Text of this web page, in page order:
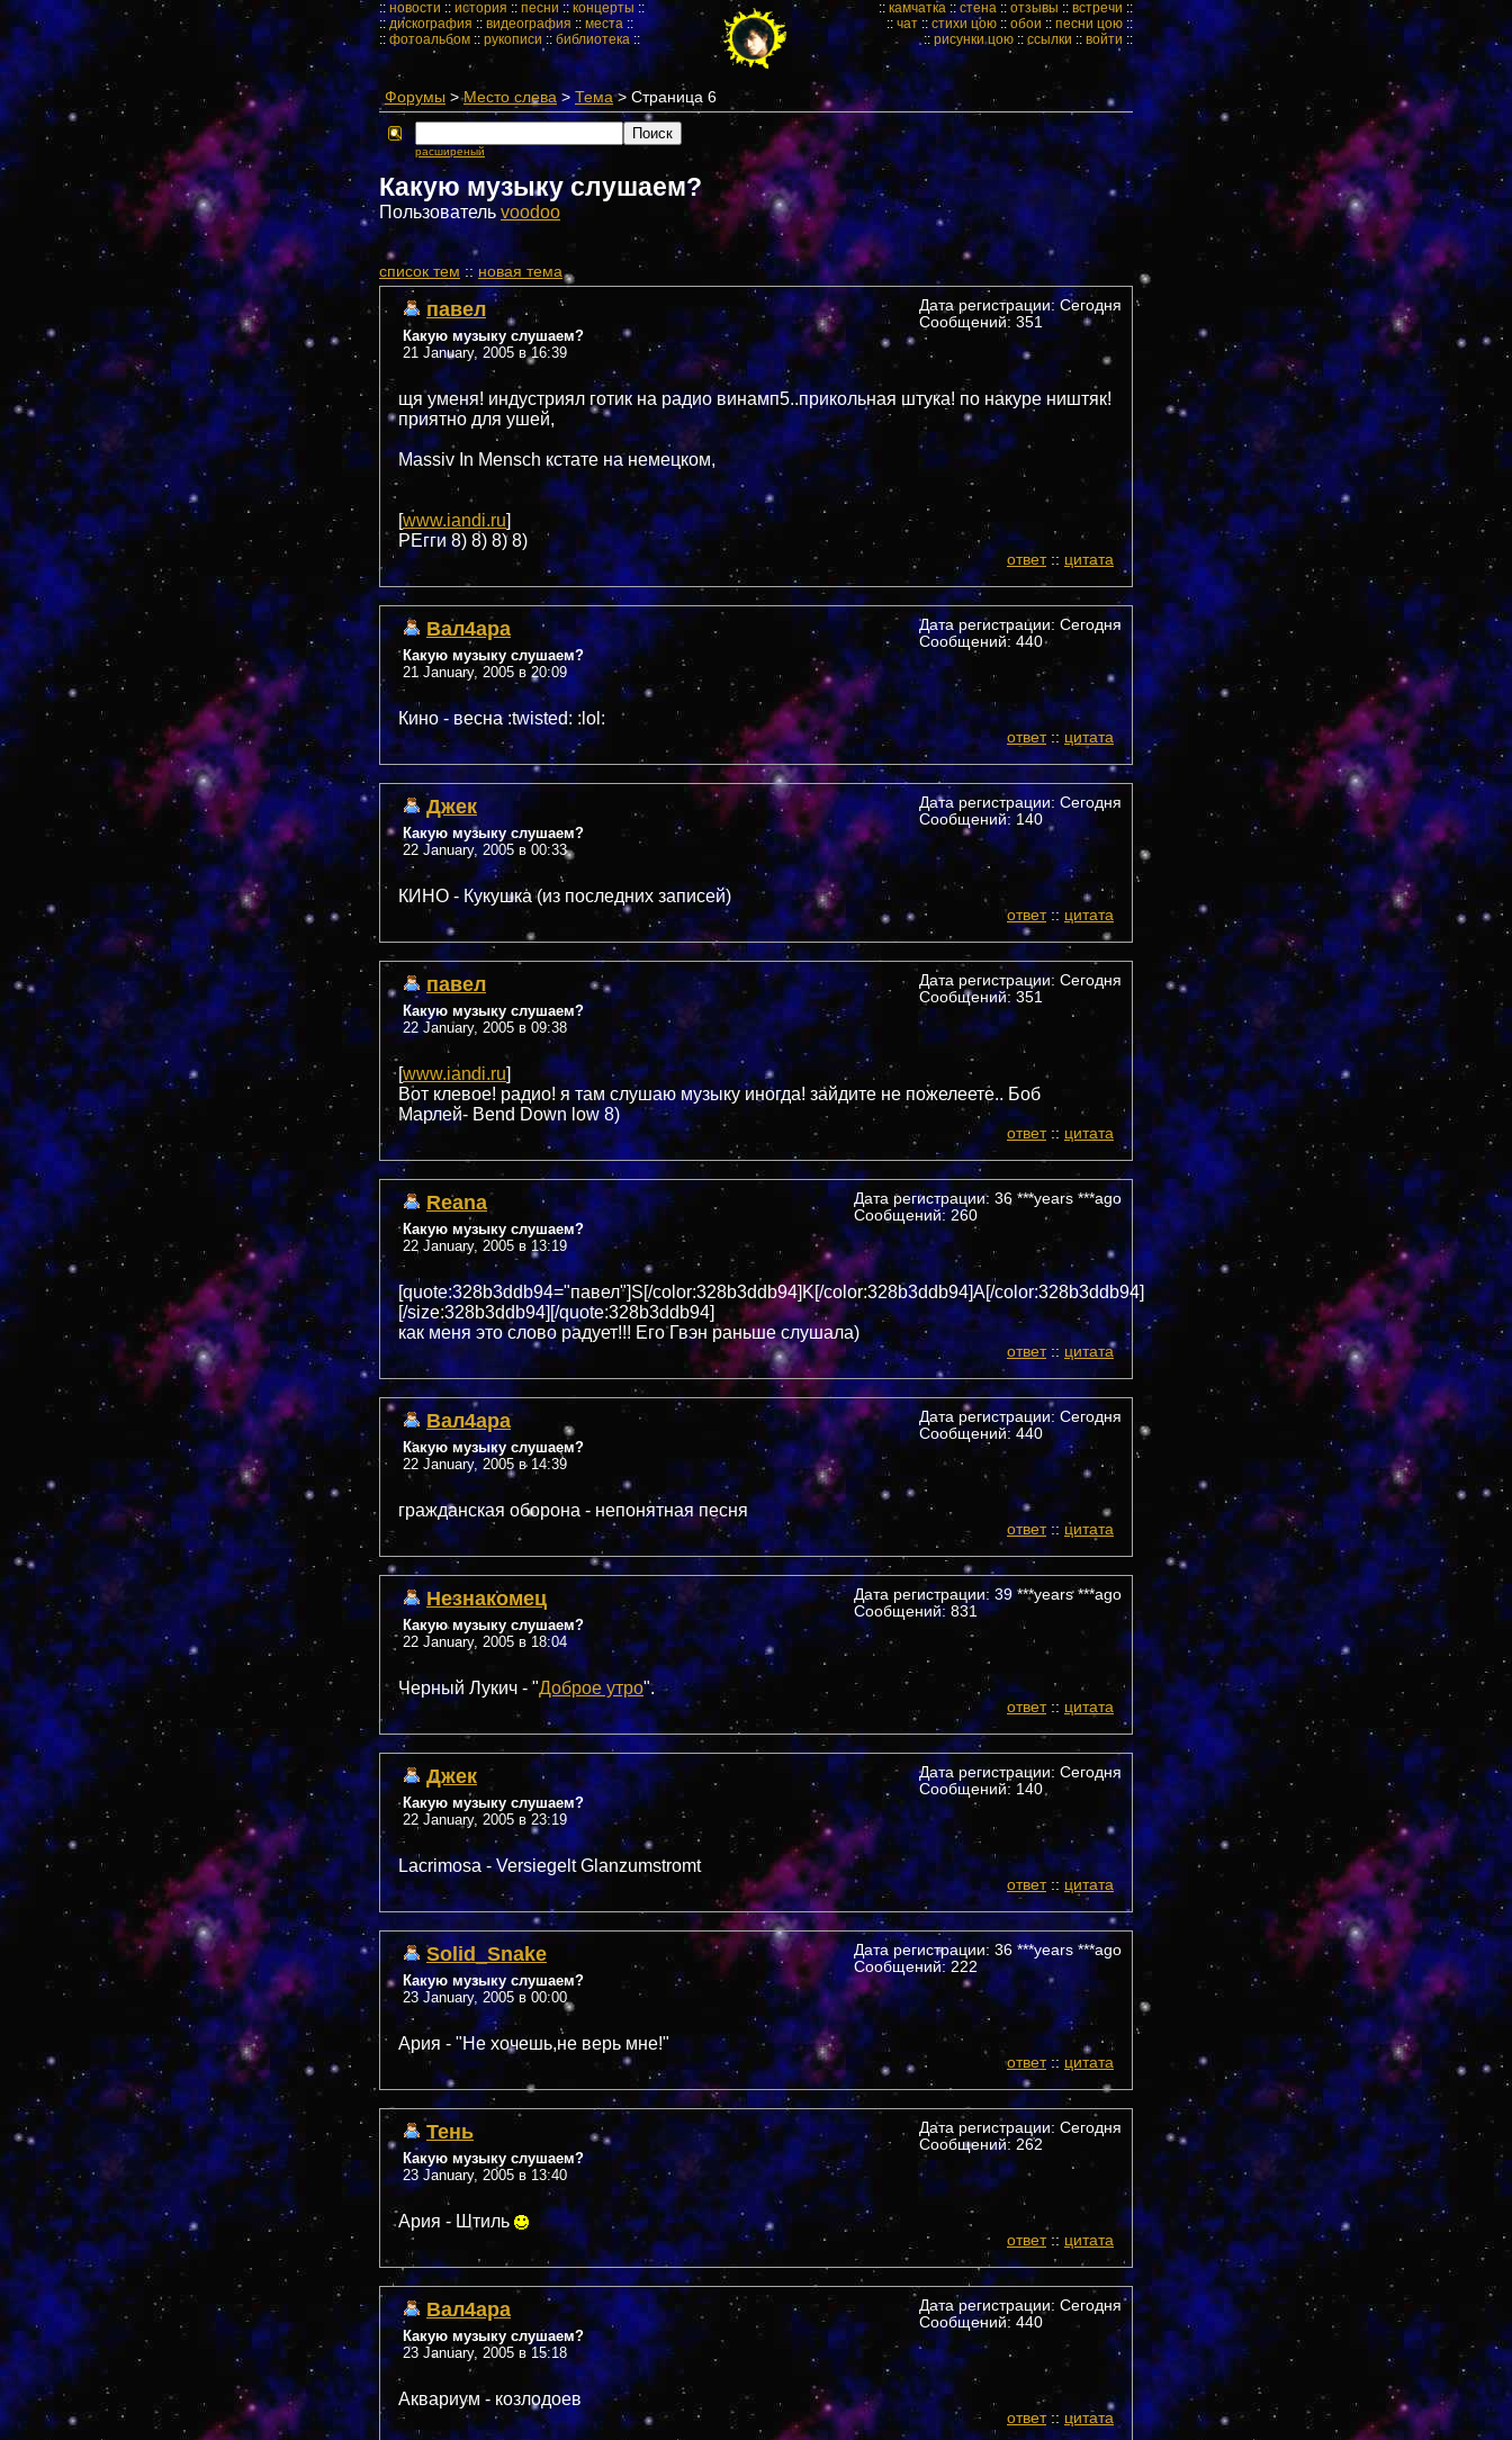
:: новости :: история :: песни::концерты ::
::дискография :: видеография :: места ::
:: фотоальбом :: рукописи :: библиотека::
:: камчатка ::стена :: отзывы :: встречи ::
:: чат :: стихи цою :: обои :: песни цою::
::рисунки цою :: ссылки :: войти ::
Форумы >Место слева>Тема> Страница 6
расширеный
Какую музыку слушаем?
Пользователь voodoo
cписок тем :: новая тема
павел
Какую музыку слушаем?
21 January, 2005 в 16:39
Дата регистрации: Сегодня
Сообщений: 351
щя уменя! индустриял готик на радио винамп5..прикольная штука! по накуре ништяк!
приятно для ушей,
Massiv In Mensch кстате на немецком,
[www.iandi.ru]
РЕгги 8) 8) 8) 8)
ответ:: цитата
Вал4ара
Какую музыку слушаем?
21 January, 2005 в 20:09
Дата регистрации: Сегодня
Сообщений: 440
Кино - весна :twisted: :lol:
ответ:: цитата
Джек
Какую музыку слушаем?
22 January, 2005 в 00:33
Дата регистрации: Сегодня
Сообщений: 140
КИНО - Кукушка (из последних записей)
ответ:: цитата
павел
Какую музыку слушаем?
22 January, 2005 в 09:38
Дата регистрации: Сегодня
Сообщений: 351
[www.iandi.ru]
Вот клевое! радио! я там слушаю музыку иногда! зайдите не пожелеете.. Боб
Марлей- Bend Down low 8)
ответ:: цитата
Reana
Какую музыку слушаем?
22 January, 2005 в 13:19
Дата регистрации: 36 ***years ***ago
Сообщений: 260
[quote:328b3ddb94="павел"]S[/color:328b3ddb94]K[/color:328b3ddb94]A[/color:328b3ddb94]
[/size:328b3ddb94][/quote:328b3ddb94]
как меня это слово радует!!! Его Гвэн раньше слушала)
ответ:: цитата
Вал4ара
Какую музыку слушаем?
22 January, 2005 в 14:39
Дата регистрации: Сегодня
Сообщений: 440
гражданская оборона - непонятная песня
ответ:: цитата
Незнакомец
Какую музыку слушаем?
22 January, 2005 в 18:04
Дата регистрации: 39 ***years ***ago
Сообщений: 831
Черный Лукич - "Доброе утро".
ответ:: цитата
Джек
Какую музыку слушаем?
22 January, 2005 в 23:19
Дата регистрации: Сегодня
Сообщений: 140
Lacrimosa - Versiegelt Glanzumstromt
ответ:: цитата
Solid_Snake
Какую музыку слушаем?
23 January, 2005 в 00:00
Дата регистрации: 36 ***years ***ago
Сообщений: 222
Ария - "Не хочешь,не верь мне!"
ответ:: цитата
Тень
Какую музыку слушаем?
23 January, 2005 в 13:40
Дата регистрации: Сегодня
Сообщений: 262
Ария - Штиль
ответ:: цитата
Вал4ара
Какую музыку слушаем?
23 January, 2005 в 15:18
Дата регистрации: Сегодня
Сообщений: 440
Аквариум - козлодоев
ответ:: цитата